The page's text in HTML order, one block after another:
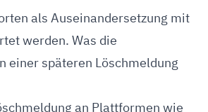
als Auseinandersetzung mit
werden. Was die
einer späteren Löschmeldung
an Plattformen wie